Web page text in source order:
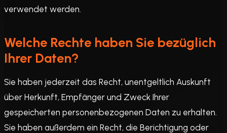
verwendet werden.
Welche Rechte haben Sie bezüglich
Ihrer Daten?
Sie haben jederzeit das Recht, unentgeltlich Auskunft
über Herkunft, Empfänger und Zweck Ihrer
gespeicherten personenbezogenen Daten zu erhalten.
Sie haben außerdem ein Recht, die Berichtigung oder